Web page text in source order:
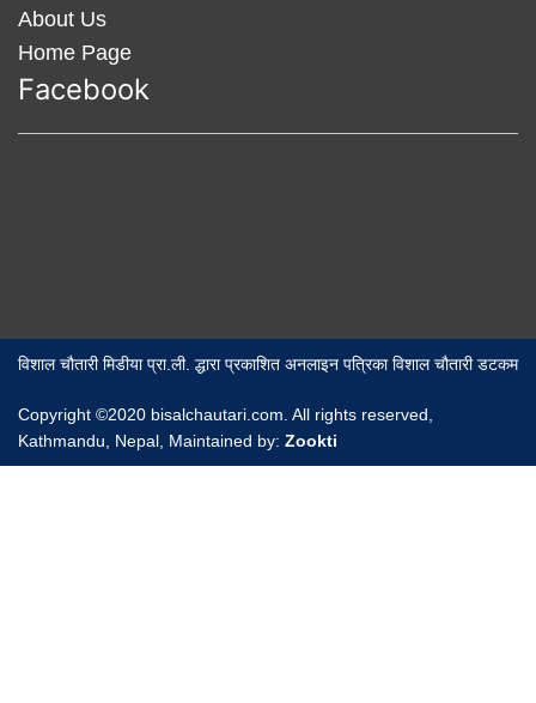
About Us
Home Page
Facebook
विशाल चौतारी मिडीया प्रा.ली. द्धारा प्रकाशित अनलाइन पत्रिका विशाल चौतारी डटकम
Copyright ©2020 bisalchautari.com. All rights reserved,
Kathmandu, Nepal, Maintained by: Zookti